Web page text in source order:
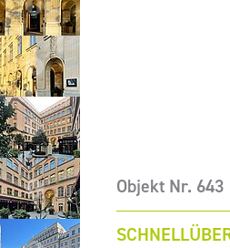
Objekt Nr. 643